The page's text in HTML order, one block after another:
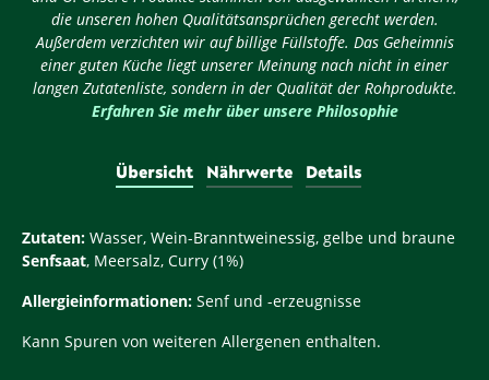
die unseren hohen Qualitätsansprüchen gerecht werden.
Außerdem verzichten wir auf billige Füllstoffe. Das Geheimnis
einer guten Küche liegt unserer Meinung nach nicht in einer
langen Zutatenliste, sondern in der Qualität der Rohprodukte.
Erfahren Sie mehr über unsere Philosophie
Übersicht Nährwerte Details
Zutaten: Wasser, Wein-Branntweinessig, gelbe und braune
Senfsaat, Meersalz, Curry (1%)
Allergieinformationen: Senf und -erzeugnisse
Kann Spuren von weiteren Allergenen enthalten.